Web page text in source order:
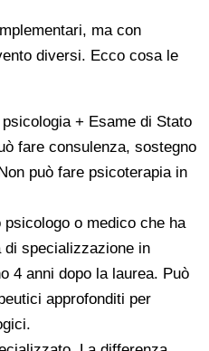
ma con
diversi. Ecco cosa le
+ Esame di Stato
fare consulenza, sostegno
può fare psicoterapia in
psicologo o medico che ha
di specializzazione in
4 anni dopo la laurea. Può
approfonditi per